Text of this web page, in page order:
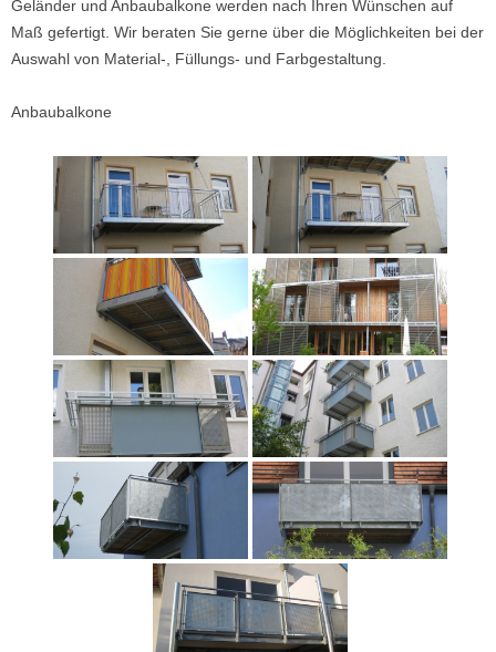
Geländer und Anbaubalkone werden nach Ihren Wünschen auf
Maß gefertigt. Wir beraten Sie gerne über die Möglichkeiten bei der
Auswahl von Material-, Füllungs- und Farbgestaltung.
Anbaubalkone